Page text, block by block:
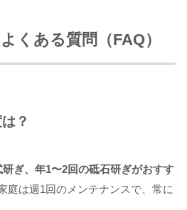
くある質問（FAQ）
？
ぎ、年1〜2回の砥石研ぎがおすす
庭は週1回のメンテナンスで、常に